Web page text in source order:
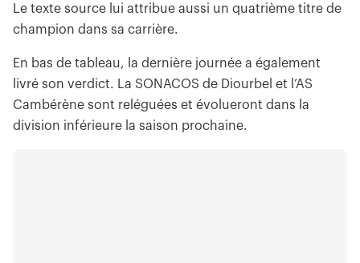
Le texte source lui attribue aussi un quatrième titre de
champion dans sa carrière.
En bas de tableau, la dernière journée a également
livré son verdict. La SONACOS de Diourbel et l’AS
Cambérène sont reléguées et évolueront dans la
division inférieure la saison prochaine.